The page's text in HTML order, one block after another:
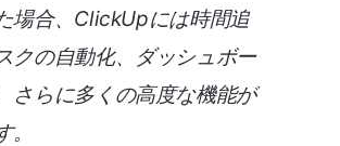
場合、ClickUpには時間追
クの自動化、ダッシュボー
さらに多くの高度な機能が